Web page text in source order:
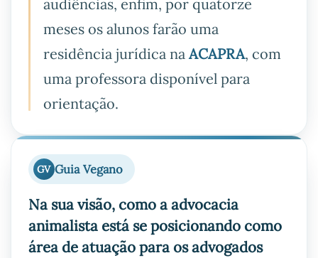
audiências, enfim, por quatorze
meses os alunos farão uma
residência jurídica na ACAPRA, com
uma professora disponível para
orientação.
GV Guia Vegano
Na sua visão, como a advocacia
animalista está se posicionando como
área de atuação para os advogados